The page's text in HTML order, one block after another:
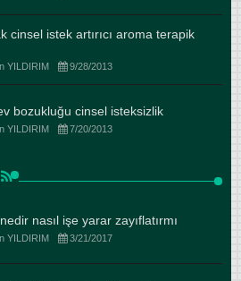
cinsel istek artırıcı aroma terapik
YILDIRIM 9/28/2013
bozukluğu cinsel isteksizlik
YILDIRIM 7/20/2013
nasıl işe yarar zayıflatırmı
YILDIRIM 3/21/2017